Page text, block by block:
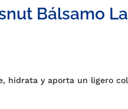
Bálsamo
hidrata y aporta un ligero